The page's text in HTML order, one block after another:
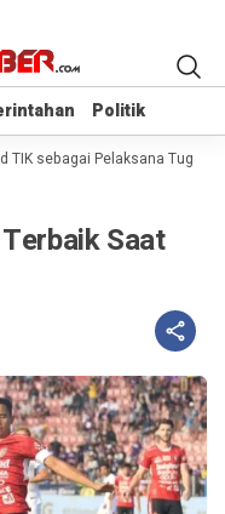
Politik
Politik
sebagai Pelaksana Tugas
Saat